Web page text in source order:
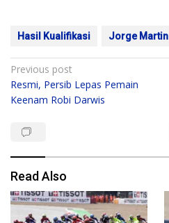
Hasil Kualifikasi Jorge Martin
Post
navigation
Previous post
Resmi, Persib Lepas Pemain
Keenam Robi Darwis
Read Also